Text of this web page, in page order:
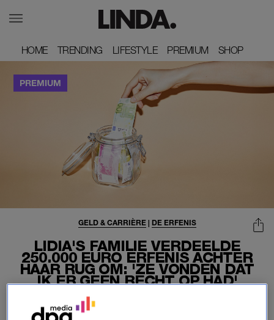
HOME
HOME TRENDING
TRENDING LIFESTYLE
LIFESTYLE PREMIUM
PREMIUM SHOP
SHOP
LIDIA'S FAMILIE VERDEELDE
250.000 EURO ERFENIS ACHTER
HAAR RUG OM: 'ZE VONDEN DAT
IK ER GEEN RECHT OP HAD'
GELD & CARRIÈRE| DE ERFENIS
08-11-2025